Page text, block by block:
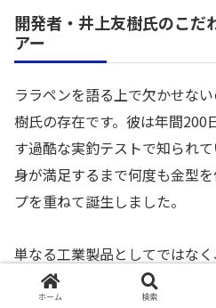
開発者・井上友樹氏のこだ
アー
ララペンを語る上で欠かせな
樹氏の存在です。彼は年間200
す過酷な実釣テストで知られ
身が満足するまで何度も金型
プを重ねて誕生しました。
単なる工業製品としてではな
にキャッチするための「道具
ホーム 検索